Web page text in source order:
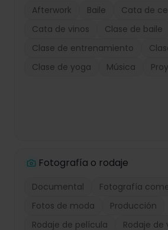
Afterwork Baile
Cata de
Cata de vinos
Clase de baile
Clase de entrenamiento
Clase de yoga
Música
Fotografía o rodaje
Documental
Fotografía
Fotos de moda
Producción
Rodaje de película
Rodaje de